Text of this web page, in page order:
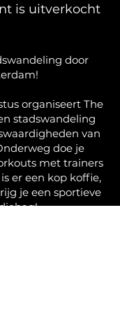
is uitverkocht
door
organiseert The
stadswandeling
van
doe je
met trainers
er een kop koffie,
je een sportieve